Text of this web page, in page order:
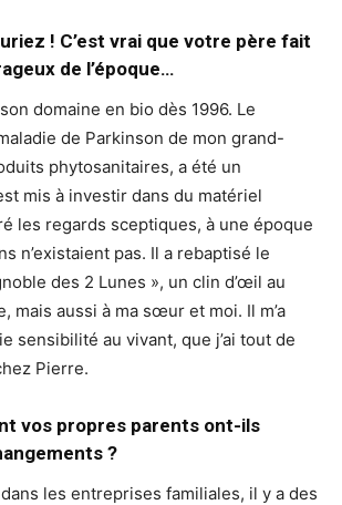
! C’est vrai que votre père fait
de l’époque…
domaine en bio dès 1996. Le
de Parkinson de mon grand-
phytosanitaires, a été un
mis à investir dans du matériel
les regards sceptiques, à une époque
n’existaient pas. Il a rebaptisé le
des 2 Lunes », un clin d’œil au
mais aussi à ma sœur et moi. Il m’a
sensibilité au vivant, que j’ai tout de
Pierre.
vos propres parents ont-ils
?
les entreprises familiales, il y a des